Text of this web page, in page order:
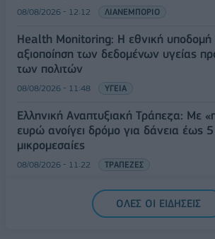
08/08/2026 - 12:12 ΛΙΑΝΕΜΠΟΡΙΟ
Health Monitoring: Η εθνική υποδομή
αξιοποίηση των δεδομένων υγείας
των πολιτών
08/08/2026 - 11:48 ΥΓΕΙΑ
Ελληνική Αναπτυξιακή Τράπεζα: Με
ευρώ ανοίγει δρόμο για δάνεια έως 5
μικρομεσαίες
08/08/2026 - 11:22 ΤΡΑΠΕΖΕΣ
5G παντού, 6G στον ορίζοντα: Πού
Ελλάδα στη μεγάλη τεχνολογική
ΟΛΕΣ ΟΙ ΕΙΔΗΣΕΙΣ